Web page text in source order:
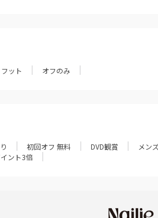
フット オフのみ
初回オフ 無料 DVD観賞 メン
ント3倍